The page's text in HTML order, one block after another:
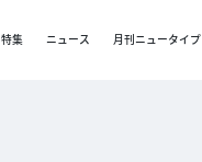
特集 ニュース 月刊ニュータイプ